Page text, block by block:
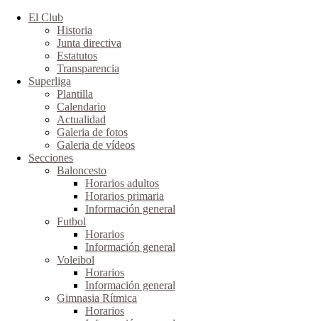
El Club
Historia
Junta directiva
Estatutos
Transparencia
Superliga
Plantilla
Calendario
Actualidad
Galeria de fotos
Galeria de vídeos
Secciones
Baloncesto
Horarios adultos
Horarios primaria
Información general
Futbol
Horarios
Información general
Voleibol
Horarios
Información general
Gimnasia Rítmica
Horarios